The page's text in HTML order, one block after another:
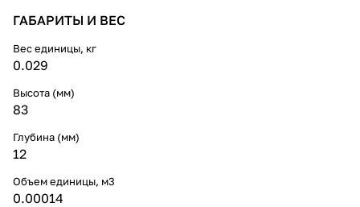
ГАБАРИТЫ И ВЕС
Вес единицы, кг
0.029
Высота (мм)
83
Глубина (мм)
12
Объем единицы, м3
0.00014